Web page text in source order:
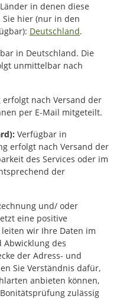
in denen diese
hier (nur in den
Deutschland.
in Deutschland. Die
unmittelbar nach
erfolgt nach Versand der
per E-Mail mitgeteilt.
Verfügbar in
erfolgt nach Versand der
des Services oder im
der
und/ oder
eine positive
wir Ihre Daten im
Abwicklung des
der Adress- und
Sie Verständnis dafür,
anbieten können,
zulässig